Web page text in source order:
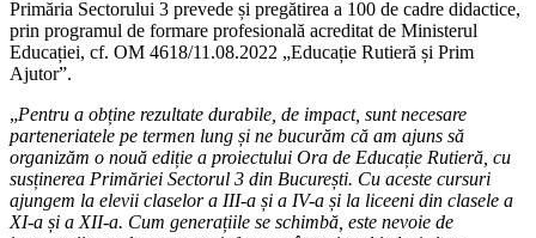
Primăria Sectorului 3 prevede și pregătirea a 100 de cadre didactice,
prin programul de formare profesională acreditat de Ministerul
Educației, cf. OM 4618/11.08.2022 „Educație Rutieră și Prim
Ajutor”.
„Pentru a obține rezultate durabile, de impact, sunt necesare
parteneriatele pe termen lung și ne bucurăm că am ajuns să
organizăm o nouă ediție a proiectului Ora de Educație Rutieră, cu
susținerea Primăriei Sectorul 3 din București. Cu aceste cursuri
ajungem la elevii claselor a III-a și a IV-a și la liceeni din clasele a
XI-a și a XII-a. Cum generațiile se schimbă, este nevoie de